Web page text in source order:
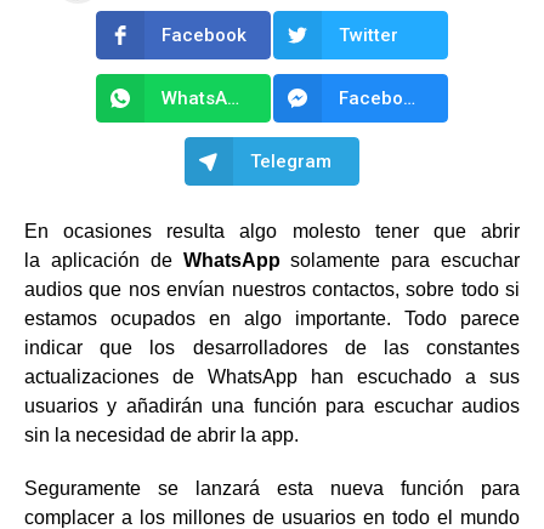
Facebook Twitter
WhatsApp Facebook Messenger
Telegram
En ocasiones resulta algo molesto tener que abrir
la aplicación de WhatsAppsolamente para escuchar
audios que nos envían nuestros contactos, sobre todo si
estamos ocupados en algo importante. Todo parece
indicar que los desarrolladores de las constantes
actualizaciones de WhatsApp han escuchado a sus
usuarios y añadirán una función para escuchar audios
sin la necesidad de abrir la app.
Seguramente se lanzará esta nueva función para
complacer a los millones de usuarios en todo el mundo